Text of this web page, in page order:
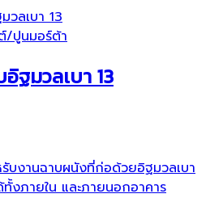
/ปูนมอร์ต้า
ฐมวลเบา 13
บงานฉาบผนังที่ก่อด้วยอิฐมวลเบา
งภายใน และภายนอกอาคาร